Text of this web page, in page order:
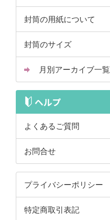
封筒の用紙について
封筒のサイズ
月別アーカイブ一覧
ヘルプ
よくあるご質問
お問合せ
プライバシーポリシー
特定商取引表記